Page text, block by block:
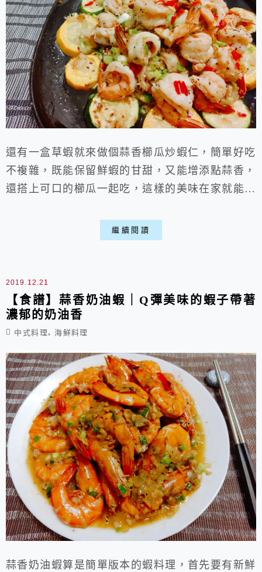
還有一盒草蝦就來做個蒜香櫛瓜炒蝦仁，簡單好吃
不複雜，既能保留鮮蝦的甘甜，又能增添點蒜香，
還搭上可口的櫛瓜一起吃，這樣的美味在家就能輕
料: 蔥*4根 辣椒*2根 蒜頭*5顆 米酒*1大匙 鹽巴
*適量 草蝦*600g 櫛瓜*2根 橄欖油*適量 作法步
亮。 2.把蔥白跟蔥花部分分開切好，蒜頭、辣...
繼續閱讀
2019.12.21
【食譜】蒜香奶油蝦｜Q彈美味的蝦子帶著
濃郁的奶油香
中式料理 , 海鮮料理
蒜香奶油蝦算是簡單版本的蝦料理，首先要有新鮮